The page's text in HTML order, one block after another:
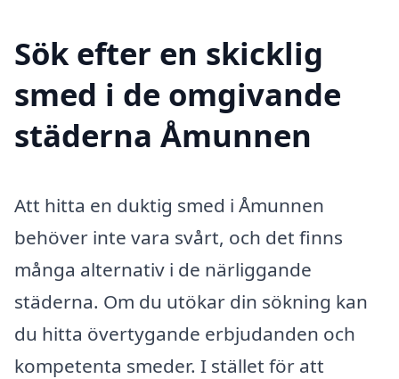
Sök efter en skicklig
smed i de omgivande
städerna Åmunnen
Att hitta en duktig smed i Åmunnen
behöver inte vara svårt, och det finns
många alternativ i de närliggande
städerna. Om du utökar din sökning kan
du hitta övertygande erbjudanden och
kompetenta smeder. I stället för att